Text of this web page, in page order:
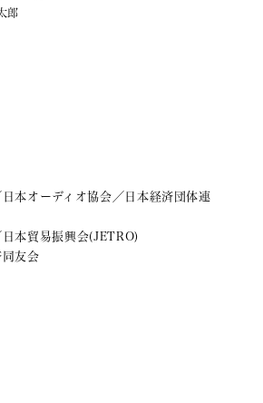
郎
本オーディオ協会／日本経済団体連
本貿易振興会(JETRO)
友会